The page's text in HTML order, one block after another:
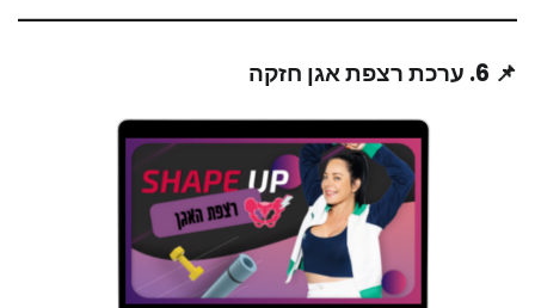
📌 6. ערכת רצפת אגן חזקה